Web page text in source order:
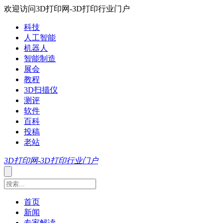
欢迎访问3D打印网-3D打印行业门户
科技
人工智能
机器人
智能制造
展会
教程
3D扫描仪
测评
软件
百科
投稿
老站
3D打印网-3D打印行业门户
首页
新闻